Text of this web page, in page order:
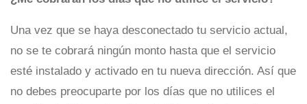
Una vez que se haya desconectado tu servicio actual,
no se te cobrará ningún monto hasta que el servicio
esté instalado y activado en tu nueva dirección. Así que
no debes preocuparte por los días que no utilices el